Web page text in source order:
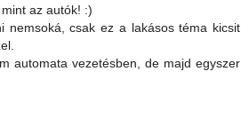
az autók! :)
nemsoká, csak ez a lakásos téma kicsit
automata vezetésben, de majd egyszer